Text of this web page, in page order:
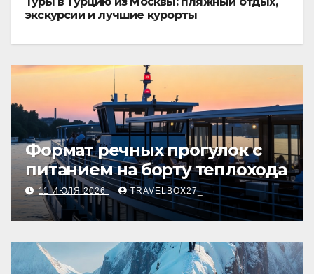
экскурсии и лучшие курорты
Формат речных прогулок с
питанием на борту теплохода
11 ИЮЛЯ 2026 TRAVELBOX27_